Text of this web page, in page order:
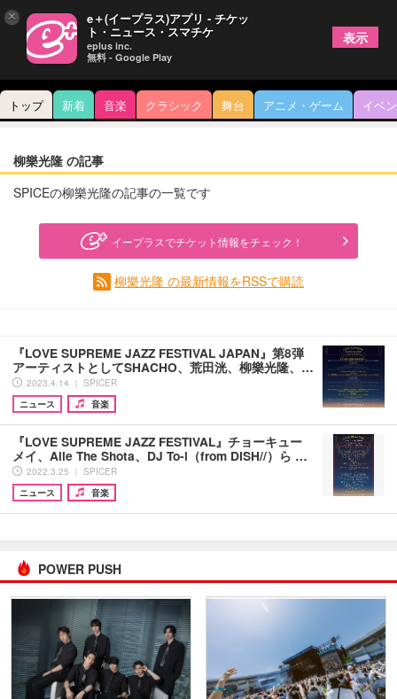
トップ 新着 音楽 クラシック 舞台 アニメ・ゲーム イベ
柳樂光隆 の記事
SPICEの柳樂光隆の記事の一覧です
イープラスでチケット情報をチェック！
柳樂光隆 の最新情報をRSSで購読
『LOVE SUPREME JAZZ FESTIVAL JAPAN』第8弾
アーティストとしてSHACHO、荒田洸、柳樂光隆、…
2023.4.14 ｜ SPICER
ニュース
音楽
『LOVE SUPREME JAZZ FESTIVAL』チョーキュー
メイ、Aile The Shota、DJ To-i（from DISH//）ら …
2022.3.25 ｜ SPICER
ニュース
音楽
POWER PUSH
× e＋(イープラス)アプリ - チケッ
ト・ニュース・スマチケ
eplus inc.
無料 - Google Play
表示